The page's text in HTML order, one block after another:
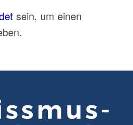
sein, um einen